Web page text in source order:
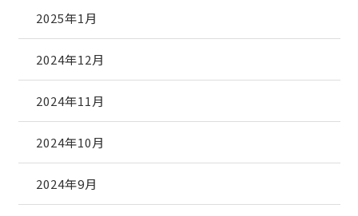
2025年1月
2024年12月
2024年11月
2024年10月
2024年9月